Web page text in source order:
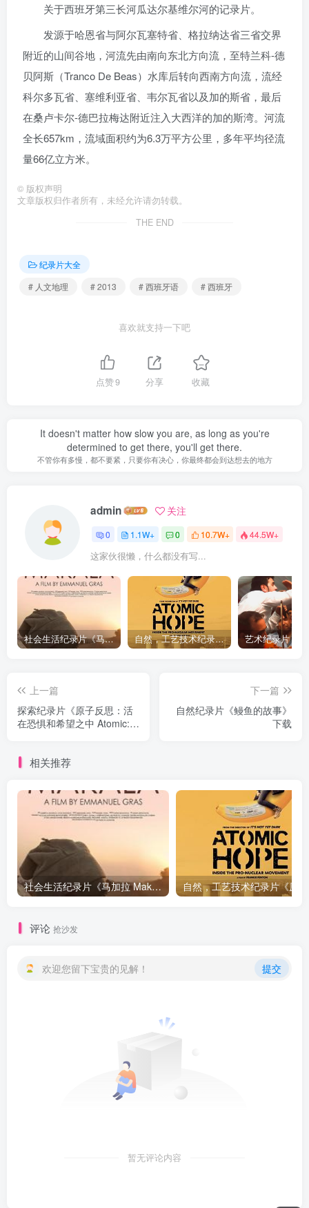
关于西班牙第三长河瓜达尔基维尔河的记录片。
发源于哈恩省与阿尔瓦塞特省、格拉纳达省三省交界
附近的山间谷地，河流先由南向东北方向流，至特兰科-德
贝阿斯（Tranco De Beas）水库后转向西南方向流，流经
科尔多瓦省、塞维利亚省、韦尔瓦省以及加的斯省，最后
在桑卢卡尔-德巴拉梅达附近注入大西洋的加的斯湾。河流
全长657km，流域面积约为6.3万平方公里，多年平均径流
量66亿立方米。
© 版权声明
文章版权归作者所有，未经允许请勿转载。
THE END
纪录片大全
# 人文地理
# 2013 # 西班牙语 # 西班牙
喜欢就支持一下吧
点赞9 分享 收藏
It doesn't matter how slow you are, as long as you're
determined to get there, you'll get there.
不管你有多慢，都不要紧，只要你有决心，你最终都会到达想去的地方
admin 关注
0 1.1W+ 0 10.7W+ 44.5W+
这家伙很懒，什么都没有写...
社会生活纪录片《马加拉 Makala》下载 自然，工艺技术纪录片《原子能的希望 Atomic Hope – Inside the Pro-Nuclear Movement》下载
上一篇
探索纪录片《原子反思：活
在恐惧和希望之中 Atomic:
下一篇
自然纪录片《鳗鱼的故事》
下载
相关推荐
社会生活纪录片《马加拉 Makala》下载
评论 抢沙发
欢迎您留下宝贵的见解！ 提交
暂无评论内容